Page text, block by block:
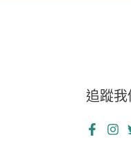
追蹤我